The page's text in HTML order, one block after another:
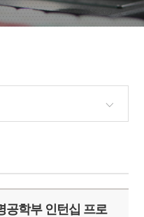
공학부 인턴십 프로